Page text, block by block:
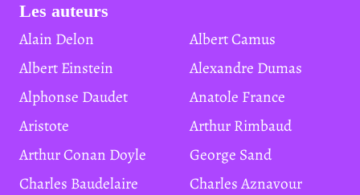
Les auteurs
Alain Delon
Albert Camus
Albert Einstein
Alexandre Dumas
Alphonse Daudet
Anatole France
Aristote
Arthur Rimbaud
Arthur Conan Doyle
George Sand
Charles Baudelaire
Charles Aznavour